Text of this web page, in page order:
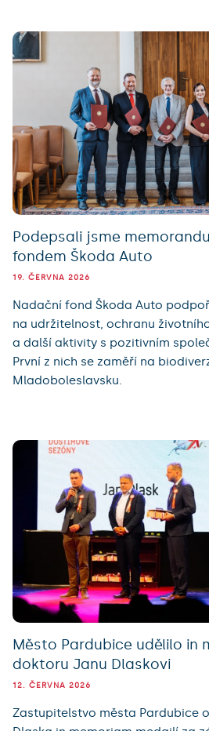
Podepsali jsme
fondem Škoda Auto
19. ČERVNA 2026
Nadační fond Škoda Auto
na udržitelnost, ochranu
a další aktivity s pozitivním
První z nich se zaměří na
Mladoboleslavsku.
Město Pardubice udělilo in
doktoru Janu Dlaskovi
12. ČERVNA 2026
Zastupitelstvo města Pardubice